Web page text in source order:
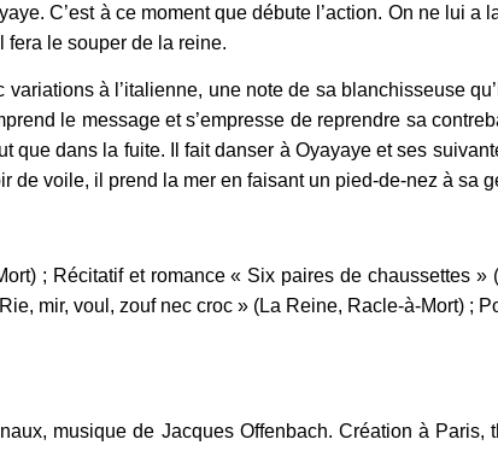
C’est à ce moment que débute l’action. On ne lui a
fera le souper de la reine.
à l’italienne, une note de sa blanchisseuse
le message et s’empresse de reprendre sa
que dans la fuite. Il fait danser à Oyayaye et ses
de voile, il prend la mer en faisant un pied-de-nez à sa
; Récitatif et romance « Six paires de chaussettes »
mir, voul, zouf nec croc » (La Reine, Racle-à-Mort) ;
musique de Jacques Offenbach. Création à Paris,